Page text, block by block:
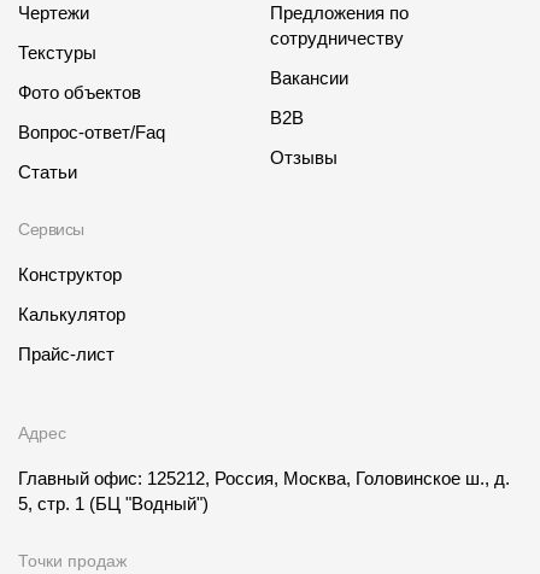
Чертежи
Текстуры
Фото объектов
Вопрос-ответ/Faq
Статьи
Сервисы
Конструктор
Калькулятор
Прайс-лист
Предложения по
сотрудничеству
Вакансии
B2B
Отзывы
Адрес
Главный офис: 125212, Россия, Москва, Головинское ш., д.
5, стр. 1 (БЦ "Водный")
Точки продаж